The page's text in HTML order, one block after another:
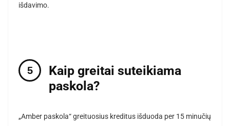
išdavimo.
Kaip greitai suteikiama
paskola?
„Amber paskola“ greituosius kreditus išduoda per 15 minučių